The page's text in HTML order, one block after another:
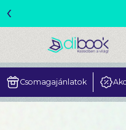
‹
Csomagajánlatok